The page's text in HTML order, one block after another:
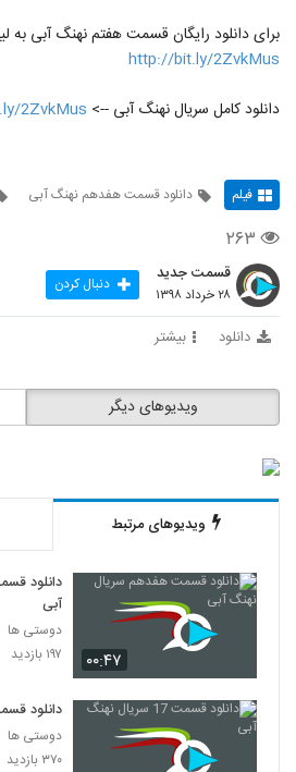
برای دانلود رایگان قسمت هفتم نهنگ آبی به
http://bit.ly/2ZvkMus
دانلود کامل سریال نهنگ آبی --> 2ZvkMus
فیلم دانلود قسمت هفدهم نهنگ آبی
۲۶۳
قسمت جدید
۲۸ خرداد ۱۳۹۸ دنبال کردن
دانلود بیشتر
ویدیوهای دیگر
ویدیوهای مرتبط
۰۰:۴۷
دانلود
آبی
دوستی ها
۱۹۷ بازدید
دانلود قسمت 17 سریال
دوستی ها
۳۷۰ بازدید